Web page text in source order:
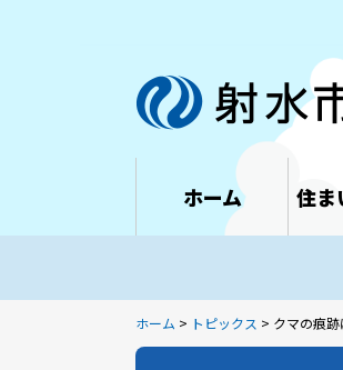
ホーム 住ま
ホーム > トピックス > クマの痕跡